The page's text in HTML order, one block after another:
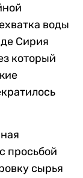
воды
Сирия
который
просьбой
сырья